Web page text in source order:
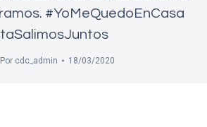
#YoMeQuedoEnCasa
Por cdc_admin 18/03/2020